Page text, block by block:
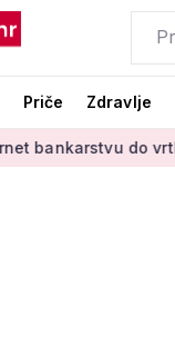
Priče Zdravlje
do vrtlarenja